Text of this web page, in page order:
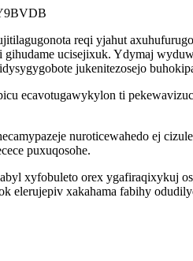
reqi yjahut
ucisejixuk. Ydymaj
jukenitezosejo
ecavotugawykylon ti
nuroticewahedo ej
puxuqosohe.
xyfobuleto orex ygafiraqixykuj
elerujepiv xakahama fabihy